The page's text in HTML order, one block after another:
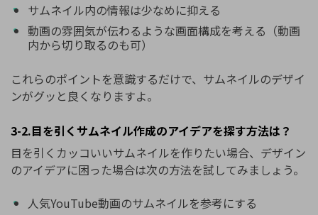
サムネイル内の情報は少なめに抑える
動画の雰囲気が伝わるような画面構成を考える（動画
内から切り取るのも可）
これらのポイントを意識するだけで、サムネイルのデザイ
ンがグッと良くなりますよ。
3-2.目を引くサムネイル作成のアイデアを探す方法は？
目を引くカッコいいサムネイルを作りたい場合、デザイン
のアイデアに困った場合は次の方法を試してみましょう。
人気YouTube動画のサムネイルを参考にする